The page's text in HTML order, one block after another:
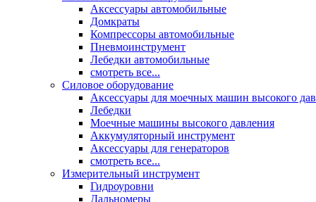
Аксессуары автомобильные
Домкраты
Компрессоры автомобильные
Пневмоинструмент
Лебедки автомобильные
смотреть все...
Силовое оборудование
Аксессуары для моечных машин высокого
Лебедки
Моечные машины высокого давления
Аккумуляторный инструмент
Аксессуары для генераторов
смотреть все...
Измерительный инструмент
Гидроуровни
Дальномеры